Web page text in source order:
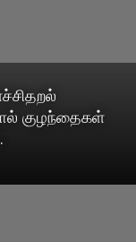
குழந்தைகள்